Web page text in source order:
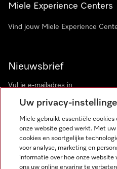
Miele Experience Centers
Vind jouw Miele Experience
Nieuwsbrief
Miele op Instagram
Miele op Facebook
Miele op Youtube
Uw privacy-
Miele gebruikt essentiële cookies
onze website goed werkt. Met
cookies en soortgelijke
voor analyse, marketing en
informatie over hoe onze website
ons uw online ervaring te